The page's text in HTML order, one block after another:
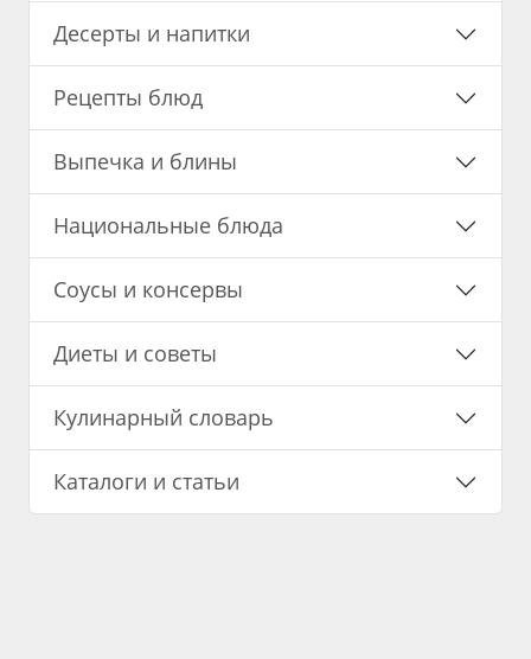
Десерты и напитки
Рецепты блюд
Выпечка и блины
Национальные блюда
Соусы и консервы
Диеты и советы
Кулинарный словарь
Каталоги и статьи